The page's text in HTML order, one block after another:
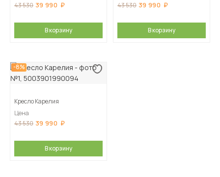
43 530 39 990
В корзину
43 530 39 990
В корзину
-8%
Кресло Карелия
Цена
43 530 39 990
В корзину